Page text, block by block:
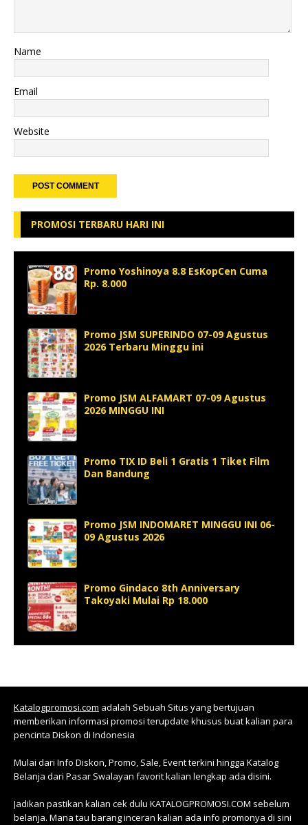
Name
Email
Website
PROMOSI TERBARU HARI INI
Promo Yoshinoya 8.8 EsKopCen Cuma
Rp. 8.000
Promo JSM SUPERINDO 07-09 Agustus
2026 Terbaru Minggu ini
Promo JSM ALFAMART 07-09 Agustus
2026 MINGGU INI
Promo TIX ID Beli 1 Gratis 1 Tiket Film
Dan Bandung
Promo JSM INDOMARET MINGGU INI 06-
09 Agustus 2026
Promo Gindaco 8th Anniversary
Takoyaki Mulai Rp 18.000
Katalogpromosi.com adalah Sebuah Situs yang bertujuan
memberikan informasi promosi terupdate khusus buat kalian para
pencinta Diskon di Indonesia
Mulai dari Info Diskon, Promo, Sale, Event terkini hingga Katalog
Belanja dari Pasar Swalayan favorit kalian lengkap ada disini.
Jadikan pastikan kalian cek dulu KATALOGPROMOSI.COM sebelum
belanja. Mana tau barang inceran kalian ada info promonya di sini